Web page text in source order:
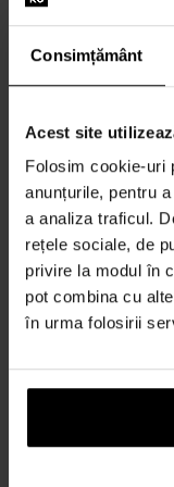
Consimțământ
Acest site
Folosim cookie-uri
anunțurile, pentru
a analiza traficul.
rețele sociale, de
privire la modul în
pot combina cu
în urma folosirii
originál potvrdenia o
kópia daňového priznania
pri daňovom priznanie
vyžadovať pečiatku
elektronickej vety
Konateľ/
ročné zúčtovanie
Príjem daňovníka sa z